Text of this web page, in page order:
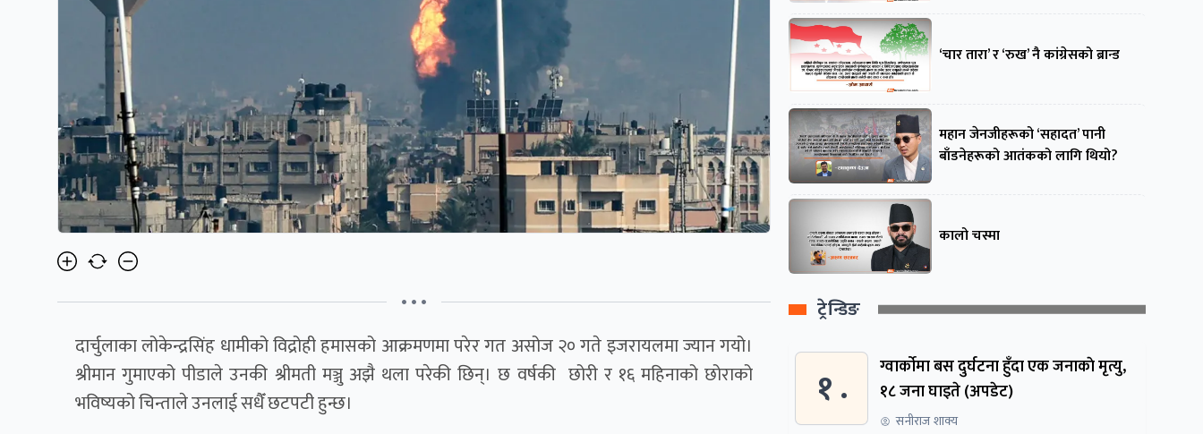
• • •
दार्चुलाका लोकेन्द्रसिंह धामीको विद्रोही हमासको आक्रमणमा परेर गत असोज २० गते इजरायलमा ज्यान गयो।
श्रीमान गुमाएको पीडाले उनकी श्रीमती मञ्जु अझै थला परेकी छिन्। छ वर्षकी छोरी र १६ महिनाको छोराको
भविष्यको चिन्ताले उनलाई सधैँ छटपटी हुन्छ।
‘चार तारा’ र ‘रुख’ नै कांग्रेसको ब्रान्ड
महान जेनजीहरूको ‘सहादत’ पानी
बाँडनेहरूको आतंकको लागि थियो?
कालो चस्मा
ट्रेन्डिङ
१ .
ग्वार्काेमा बस दुर्घटना हुँदा एक जनाकाे मृत्यु,
१८ जना घाइते (अपडेट)
सनीराज शाक्य